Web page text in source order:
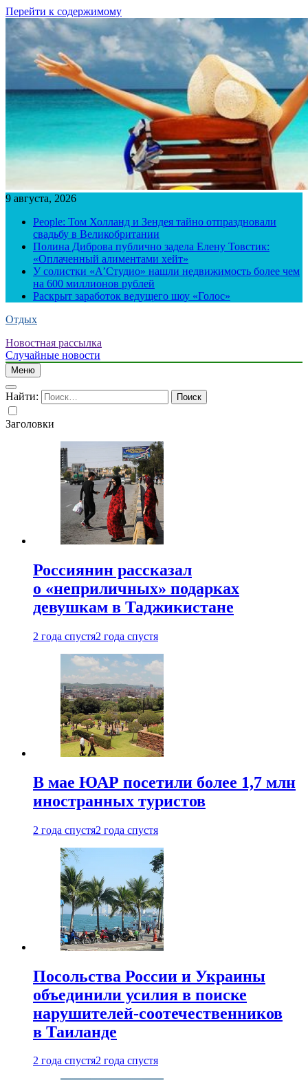
Перейти к содержимому
9 августа, 2026
People: Том Холланд и Зендея тайно отпраздновали
свадьбу в Великобритании
Полина Диброва публично задела Елену Товстик:
«Оплаченный алиментами хейт»
У солистки «А’Студио» нашли недвижимость более чем
на 600 миллионов рублей
Раскрыт заработок ведущего шоу «Голос»
Отдых
Новостная рассылка
Случайные новости
Меню
Найти:
Заголовки
Россиянин рассказал
о «неприличных» подарках
девушкам в Таджикистане
2 года спустя2 года спустя
В мае ЮАР посетили более 1,7 млн
иностранных туристов
2 года спустя2 года спустя
Посольства России и Украины
объединили усилия в поиске
нарушителей-соотечественников
в Таиланде
2 года спустя2 года спустя